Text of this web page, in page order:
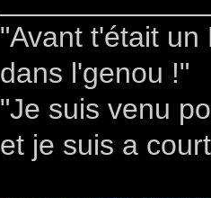
"Avant t'était
dans l'genou !"
"Je suis venu
et je suis a